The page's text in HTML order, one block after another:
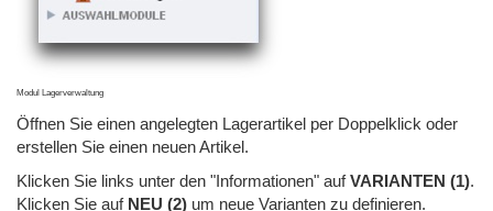
Modul Lagerverwaltung
Öffnen Sie einen angelegten Lagerartikel per Doppelklick oder
erstellen Sie einen neuen Artikel.
Klicken Sie links unter den "Informationen" aufVARIANTEN (1).
Klicken Sie auf NEU (2) um neue Varianten zu definieren.